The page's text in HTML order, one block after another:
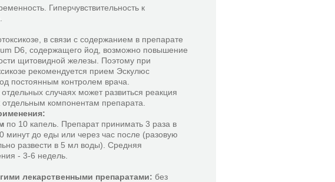
Гиперчувствительность к
в связи с содержанием в препарате
D6, содержащего йод, возможно повышение
щитовидной железы. Поэтому при
рекомендуется прием Эскулюс
постоянным контролем врача.
случаях может развиться реакция
отдельным компонентам препарата.
по 10 капель. Препарат принимать 3 раза в
минут до еды или через час после (разовую
развести в 5 мл воды). Средняя
- 3-6 недель.
лекарственными препаратами: без